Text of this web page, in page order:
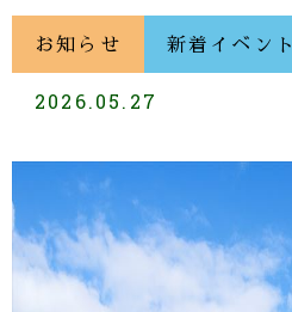
お知らせ 新着イベント
2026.05.27